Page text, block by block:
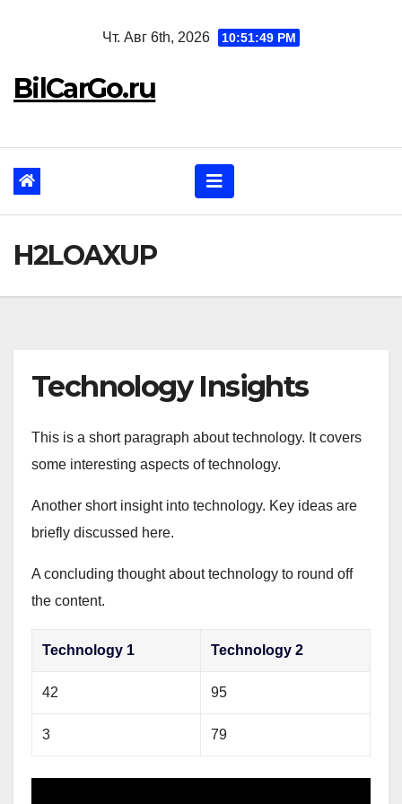
Чт. Авг 6th, 2026 10:51:50 PM
BilCarGo.ru
H2LOAXUP
Technology Insights
This is a short paragraph about technology. It covers
some interesting aspects of technology.
Another short insight into technology. Key ideas are
briefly discussed here.
A concluding thought about technology to round off
the content.
Technology 1 Technology 2
42 95
3 79